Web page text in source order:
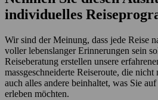
individuelles
Wir sind der Meinung, dass jede Reise
voller lebenslanger Erinnerungen sein
Reiseberatung erstellen unsere
massgeschneiderte Reiseroute, die
auch alles andere beinhaltet, was Sie
erleben möchten.